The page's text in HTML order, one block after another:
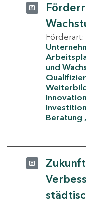
Förderart:
und
Beratung